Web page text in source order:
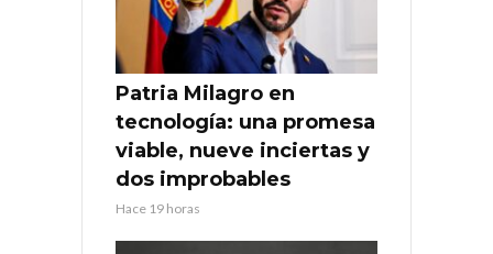
Patria Milagro en
tecnología: una promesa
viable, nueve inciertas y
dos improbables
Hace 19 horas